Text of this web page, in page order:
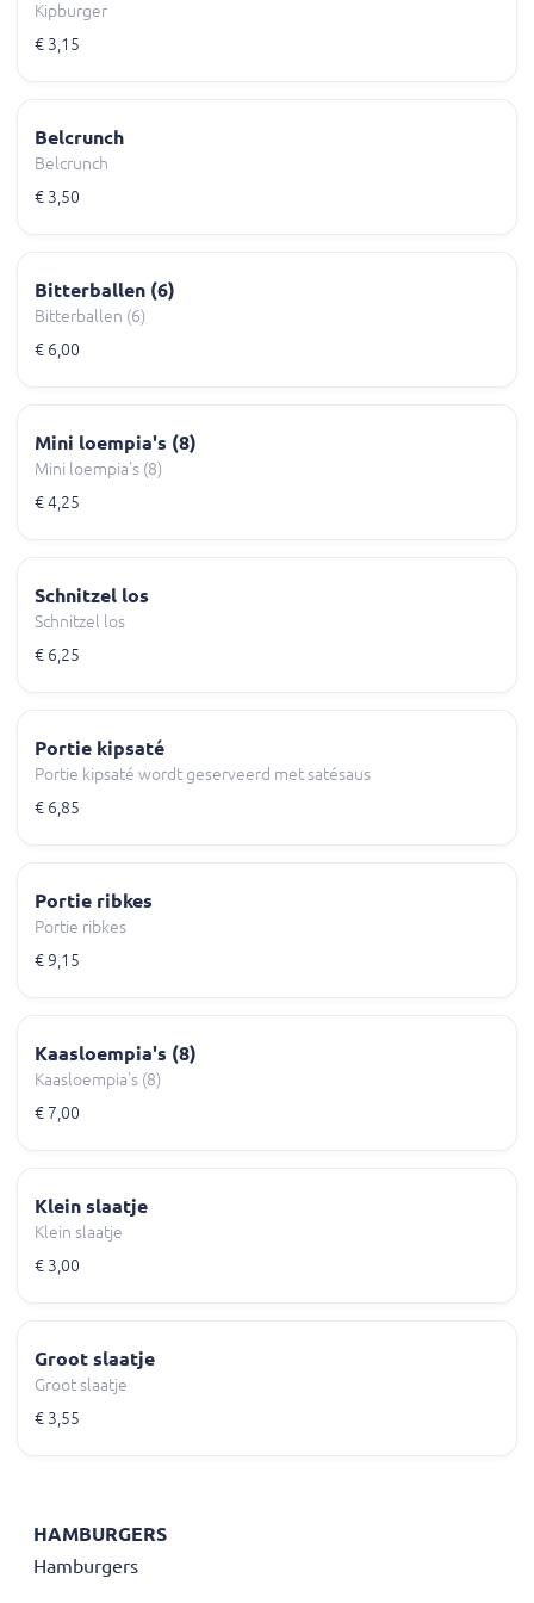
Kipburger
€ 3,15
Belcrunch
Belcrunch
€ 3,50
Bitterballen (6)
Bitterballen (6)
€ 6,00
Mini loempia's (8)
Mini loempia's (8)
€ 4,25
Schnitzel los
Schnitzel los
€ 6,25
Portie kipsaté
Portie kipsaté wordt geserveerd met satésaus
€ 6,85
Portie ribkes
Portie ribkes
€ 9,15
Kaasloempia's (8)
Kaasloempia's (8)
€ 7,00
Klein slaatje
Klein slaatje
€ 3,00
Groot slaatje
Groot slaatje
€ 3,55
HAMBURGERS
Hamburgers